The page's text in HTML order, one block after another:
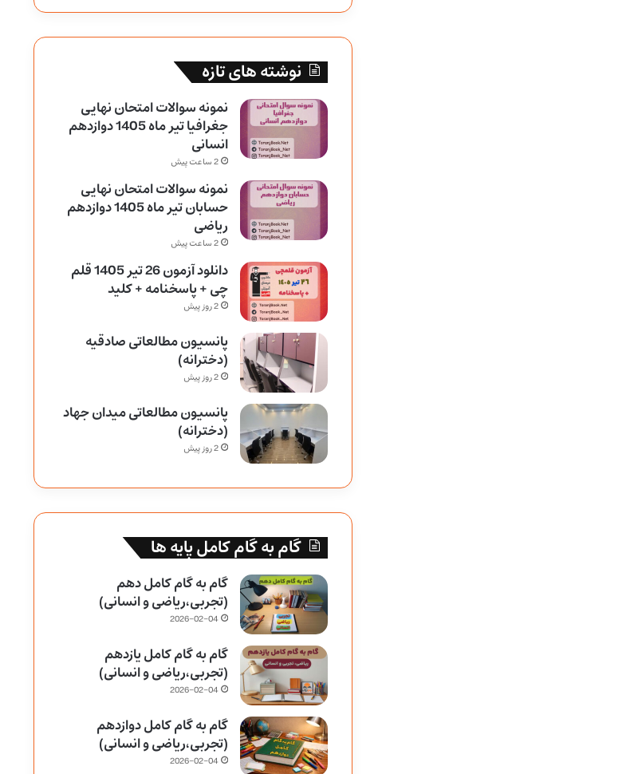
نوشته های تازه
نمونه سوالات امتحان نهایی
جغرافیا تیر ماه 1405 دوازدهم
انسانی
2 ساعت پیش
نمونه سوالات امتحان نهایی
حسابان تیر ماه 1405 دوازدهم
ریاضی
2 ساعت پیش
دانلود آزمون 26 تیر 1405 قلم
چی + پاسخنامه + کلید
2 روز پیش
پانسیون مطالعاتی صادقیه
(دخترانه)
2 روز پیش
پانسیون مطالعاتی میدان جهاد
(دخترانه)
2 روز پیش
گام به گام کامل پایه ها
گام به گام کامل دهم
(تجربی،ریاضی و انسانی)
2026-02-04
گام به گام کامل یازدهم
(تجربی،ریاضی و انسانی)
2026-02-04
گام به گام کامل دوازدهم
(تجربی،ریاضی و انسانی)
2026-02-04